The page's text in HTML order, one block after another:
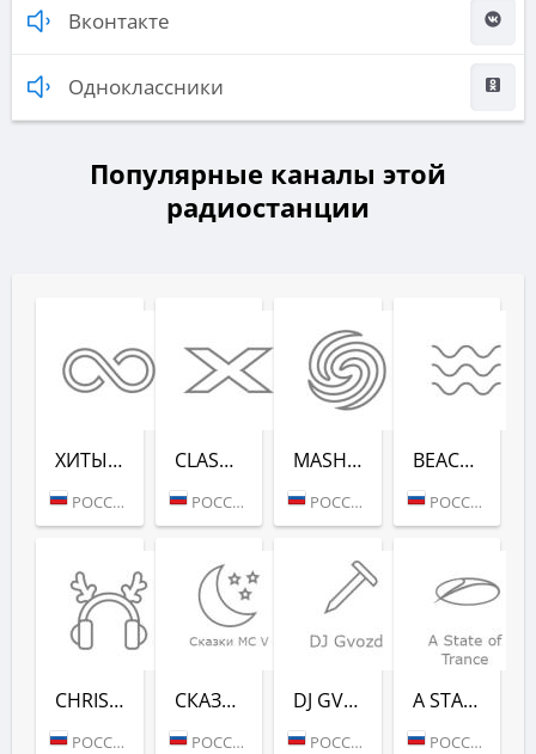
Вконтакте
Одноклассники
Популярные каналы этой
радиостанции
ХИТЫ ВСЕХ ВРЕ­МЕН (RADIO RECORD)
РОССИЯ (МОСКВА)
CLASSIX (RADIO RECORD)
РОССИЯ (МОСКВА)
MASHUP (РАДИО РЕКОРД)
РОССИЯ (МОСКВА)
BEACH PARTY (РАДИО РЕКОРД)
РОССИЯ (САНКТ-ПЕТЕРБУРГ)
CHRISTMAS CHILL (РАДИО РЕКОРД)
РОССИЯ (МОСКВА)
СКАЗ­КИ MC V (РАДИО РЕКОРД)
РОССИЯ (МОСКВА)
DJ GVOZD - RADIO RECORD
РОССИЯ (МОСКВА)
A STATE OF TRANCE - RADIO RECORD
РОССИЯ (МОСКВА)